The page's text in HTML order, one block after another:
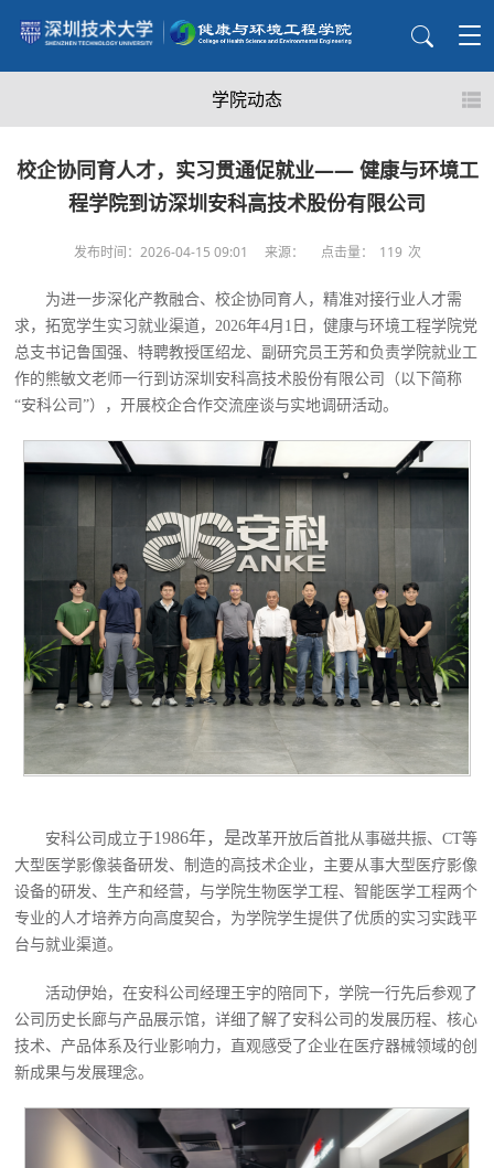
学院动态
校企协同育人才，实习贯通促就业—— 健康与环境工
程学院到访深圳安科高技术股份有限公司
发布时间：2026-04-15 09:01 来源： 点击量： 119 次
为进一步深化产教融合、校企协同育人，精准对接行业人才需
求，拓宽学生实习就业渠道，2026年4月1日，健康与环境工程学院党
总支书记鲁国强、特聘教授匡绍龙、副研究员王芳和负责学院就业工
作的熊敏文老师一行到访深圳安科高技术股份有限公司（以下简称
“安科公司”），开展校企合作交流座谈与实地调研活动。
安科公司成立于1986年，是改革开放后首批从事磁共振、CT等
大型医学影像装备研发、制造的高技术企业 ， 主要从事大型医疗影像
设备的研发、生产和经营 ，与学院生物医学工程、智能医学工程两个
专业的人才培养方向高度契合， 为学院学生提供了优质的实习实践平
台与就业渠道。
活动伊始，在安科公司经理 王宇的陪同下，学院一行先后参观了
公司历史长廊与产品展示馆，详细了解了安科公司的发展历程、核心
技术、产品体系及行业影响力，直观感受了企业在医疗器械领域的创
新成果与发展理念。